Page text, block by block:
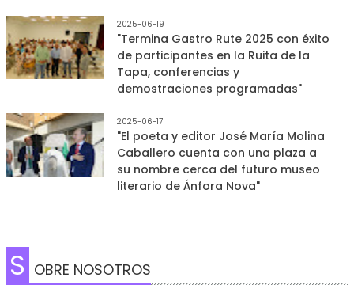
2025-06-19
"Termina Gastro Rute 2025 con éxito
de participantes en la Ruita de la
Tapa, conferencias y
demostraciones programadas"
2025-06-17
"El poeta y editor José María Molina
Caballero cuenta con una plaza a
su nombre cerca del futuro museo
literario de Ánfora Nova"
S OBRE NOSOTROS